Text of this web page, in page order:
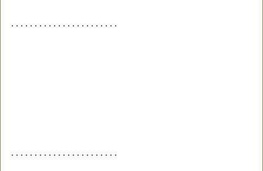
. . . . . . . . . . . . . . . . . . . . . . .
. . . . . . . . . . . . . . . . . . . . . . .